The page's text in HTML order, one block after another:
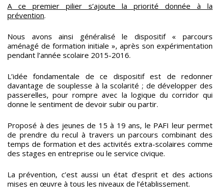
A ce premier pilier s’ajoute la priorité donnée à la
prévention.
Nous avons ainsi généralisé le dispositif « parcours
aménagé de formation initiale », après son expérimentation
pendant l’année scolaire 2015-2016.
L’idée fondamentale de ce dispositif est de redonner
davantage de souplesse à la scolarité ; de développer des
passerelles, pour rompre avec la logique du corridor qui
donne le sentiment de devoir subir ou partir.
Proposé à des jeunes de 15 à 19 ans, le PAFI leur permet
de prendre du recul à travers un parcours combinant des
temps de formation et des activités extra-scolaires comme
des stages en entreprise ou le service civique.
La prévention, c’est aussi un état d’esprit et des actions
mises en œuvre à tous les niveaux de l’établissement.